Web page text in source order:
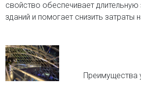
свойство обеспечивает
зданий и помогает снизить затраты
Преимущества